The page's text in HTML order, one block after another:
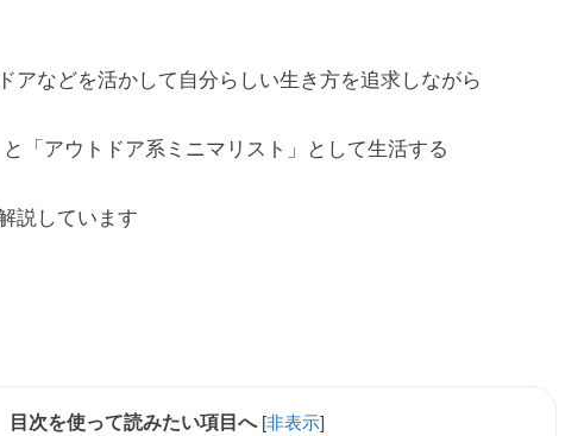
アなどを活かして自分らしい生き方を追求しながら
と「アウトドア系ミニマリスト」として生活する
説しています
目次を使って読みたい項目へ [非表示]